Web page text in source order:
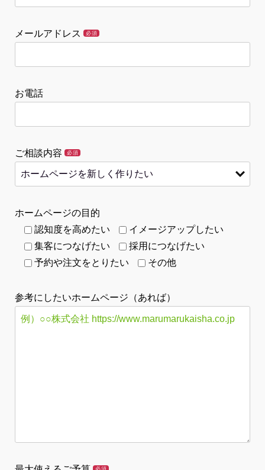
メールアドレス 必須
お電話
ご相談内容 必須
ホームページの目的
認知度を高めたい
イメージアップしたい
集客につなげたい
採用につなげたい
予約や注文をとりたい
その他
参考にしたいホームページ（あれば）